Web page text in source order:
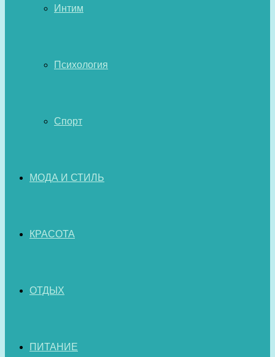
Интим
Психология
Спорт
МОДА И СТИЛЬ
КРАСОТА
ОТДЫХ
ПИТАНИЕ